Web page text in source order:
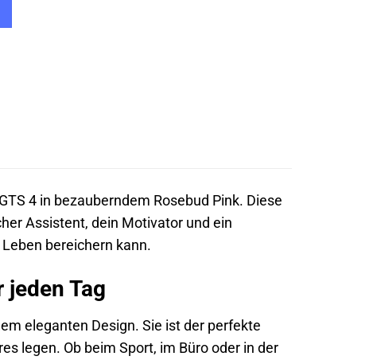
GTS 4 in bezauberndem Rosebud Pink. Diese
Assistent, dein Motivator und ein
bereichern kann.
Tag
eleganten Design. Sie ist der perfekte
legen. Ob beim Sport, im Büro oder in der